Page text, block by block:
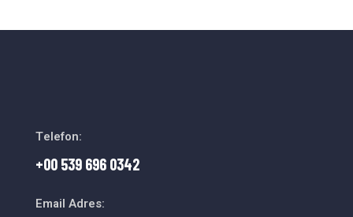
Telefon:
+00 539 696 0342
Email Adres: